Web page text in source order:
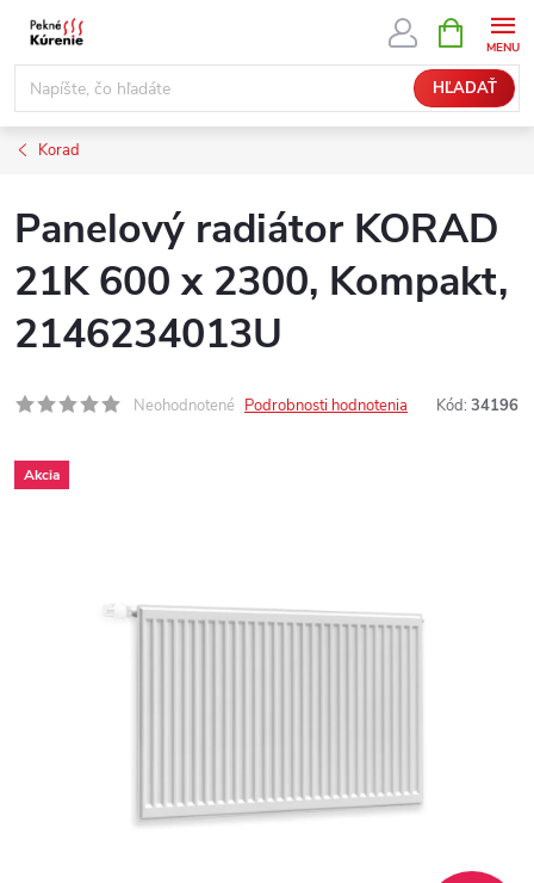
Prejsť
obsah
HĽADAŤ
KOŠÍK
Korad
Panelový radiátor KORAD
21K 600 x 2300, Kompakt,
2146234013U
Neohodnotené Podrobnosti hodnotenia Kód: 34196
Akcia